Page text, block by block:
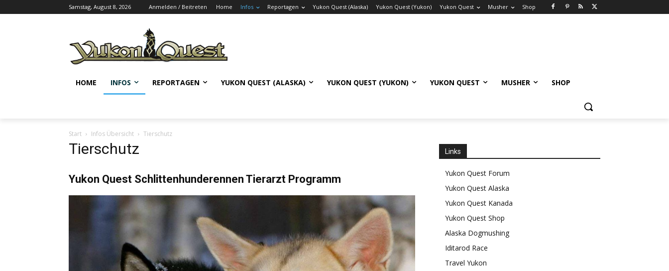
Samstag, August 8, 2026 Anmelden / Beitreten Home Infos Reportagen Yukon Quest (Alaska) Yukon Quest (Yukon) Yukon Quest Musher Shop
HOME INFOS REPORTAGEN YUKON QUEST (ALASKA) YUKON QUEST (YUKON) YUKON QUEST MUSHER SHOP
Start Infos Übersicht Tierschutz
Tierschutz
Yukon Quest Schlittenhunderennen Tierarzt Programm
Links
Yukon Quest Forum
Yukon Quest Alaska
Yukon Quest Kanada
Yukon Quest Shop
Alaska Dogmushing
Iditarod Race
Travel Yukon